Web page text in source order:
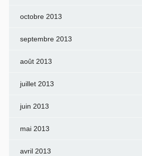
octobre 2013
septembre 2013
août 2013
juillet 2013
juin 2013
mai 2013
avril 2013